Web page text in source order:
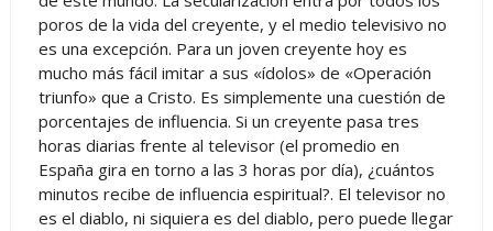
poros de la vida del creyente, y el medio televisivo no
es una excepción. Para un joven creyente hoy es
mucho más fácil imitar a sus «ídolos» de «Operación
triunfo» que a Cristo. Es simplemente una cuestión de
porcentajes de influencia. Si un creyente pasa tres
horas diarias frente al televisor (el promedio en
España gira en torno a las 3 horas por día), ¿cuántos
minutos recibe de influencia espiritual?. El televisor no
es el diablo, ni siquiera es del diablo, pero puede llegar